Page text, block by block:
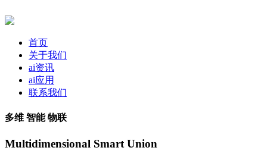
首页
关于我们
ai资讯
ai应用
联系我们
多维 智能 物联
Multidimensional Smart Union